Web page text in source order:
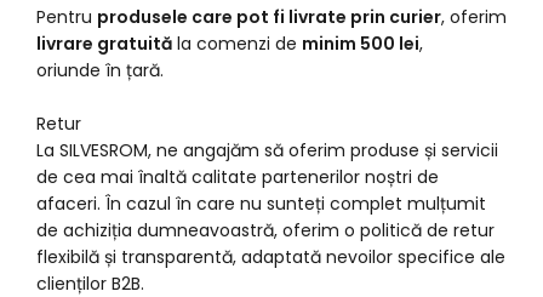
Pentru produsele care pot fi livrate prin curier, oferim
livrare gratuită la comenzi de minim 500 lei,
oriunde în țară.
Retur
La SILVESROM, ne angajăm să oferim produse și servicii
de cea mai înaltă calitate partenerilor noștri de
afaceri. În cazul în care nu sunteți complet mulțumit
de achiziția dumneavoastră, oferim o politică de retur
flexibilă și transparentă, adaptată nevoilor specifice ale
clienților B2B.